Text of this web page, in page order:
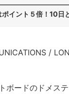
イント５倍！10日
/
ボードのドメス